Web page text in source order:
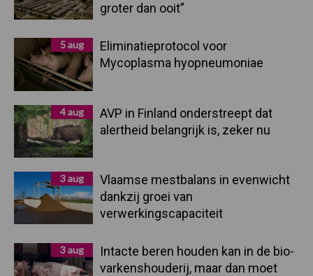
groter dan ooit”
5 aug
Eliminatieprotocol voor
Mycoplasma hyopneumoniae
4 aug
AVP in Finland onderstreept dat
alertheid belangrijk is, zeker nu
3 aug
Vlaamse mestbalans in evenwicht
dankzij groei van
verwerkingscapaciteit
3 aug
Intacte beren houden kan in de bio-
varkenshouderij, maar dan moet